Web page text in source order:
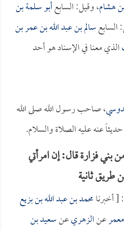
هشام، وقيل: السابعأبو سلمة بن
السابعسالم بن عبد الله بن عمر بن
الذي معنا في الإسناد هو أحد
، صاحب رسول الله صلى الله
عنه عليه الصلاة والسلام.
فزارة قال: إن امرأتي
ثانية
[ أخبرنامحمد بن عبد الله بن بزيع
معمرعنالزهريعنسعيد بن